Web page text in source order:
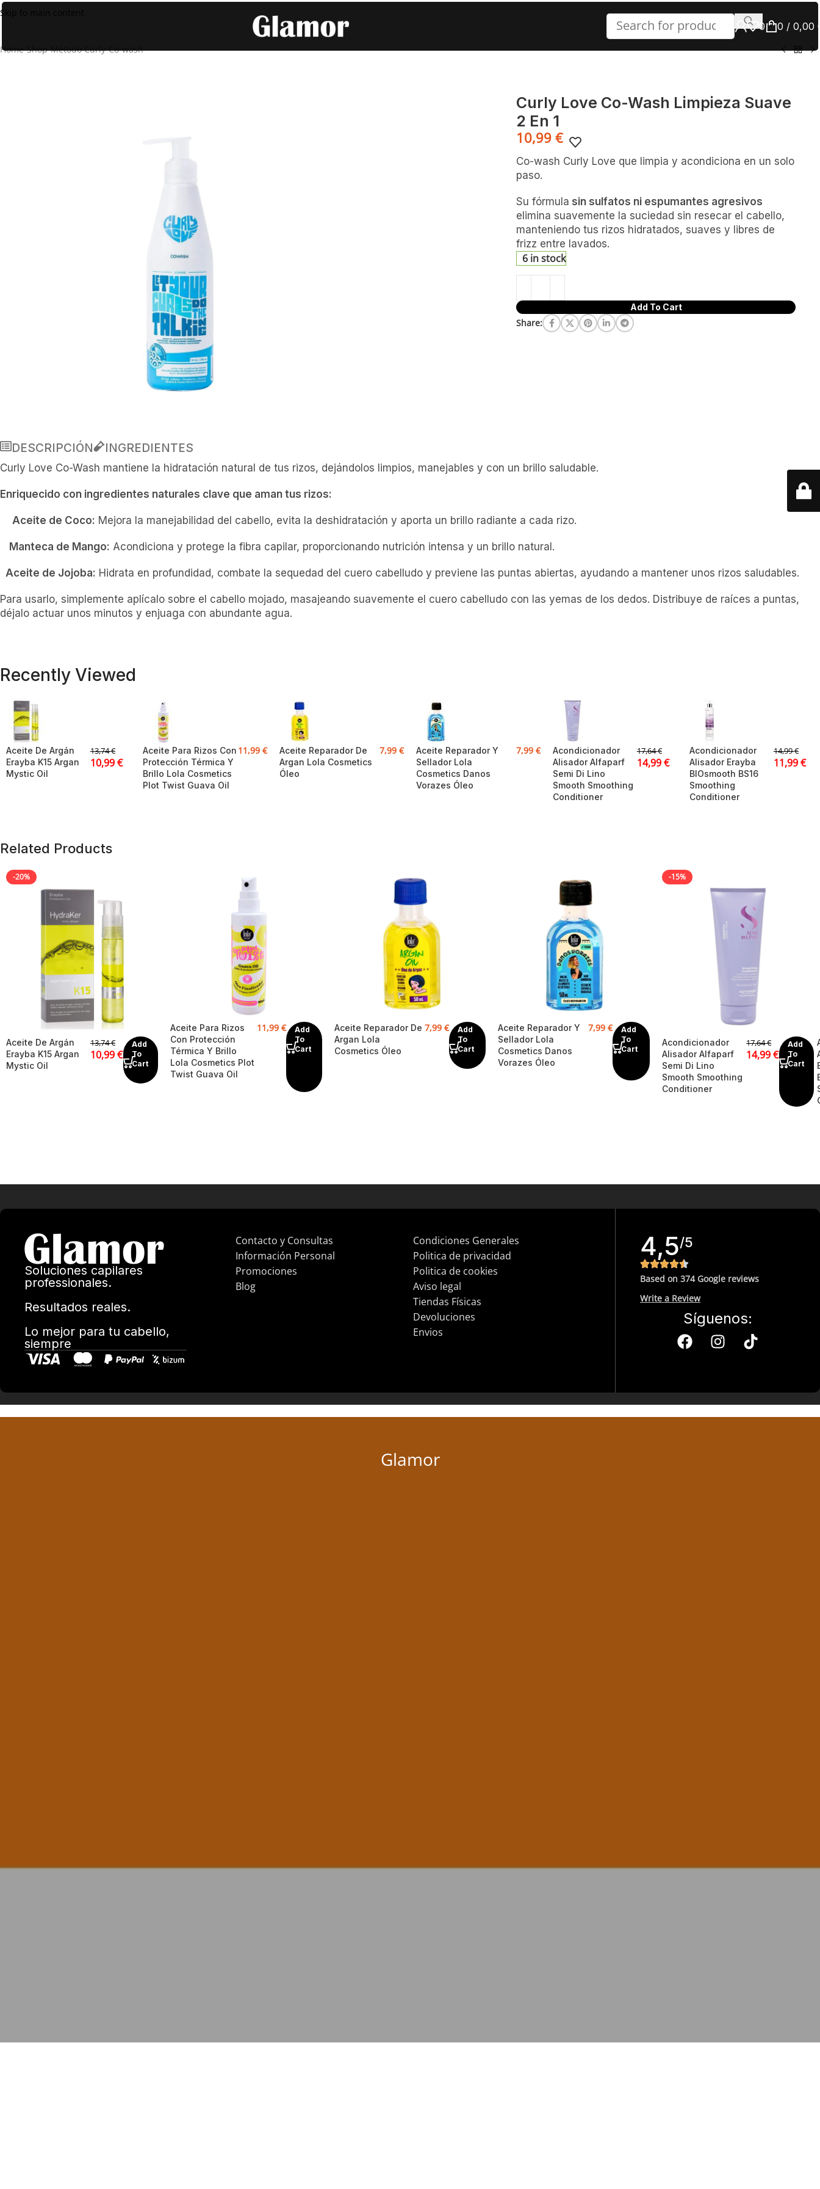
Skip to main content
0 0 / 0,00
Home Shop Método Curly Co-wash Curly Love Co-Wash Limpieza Suave 2 En 1
Curly Love Co-Wash Limpieza Suave
2 En 1
10,99€
Co-wash Curly Love que limpia y acondiciona en un solo
paso.
Su fórmula sin sulfatos ni espumantes agresivos
elimina suavemente la suciedad sin resecar el cabello,
manteniendo tus rizos hidratados, suaves y libres de
frizz entre lavados.
6 in stock
Add To Cart
Share:
DESCRIPCIÓN INGREDIENTES
Curly Love Co-Wash mantiene la hidratación natural de tus rizos, dejándolos limpios, manejables y con un brillo saludable.
Enriquecido con ingredientes naturales clave que aman tus rizos:
Aceite de Coco: Mejora la manejabilidad del cabello, evita la deshidratación y aporta un brillo radiante a cada rizo.
Manteca de Mango: Acondiciona y protege la fibra capilar, proporcionando nutrición intensa y un brillo natural.
Aceite de Jojoba: Hidrata en profundidad, combate la sequedad del cuero cabelludo y previene las puntas abiertas, ayudando a mantener unos rizos saludables.
Para usarlo, simplemente aplícalo sobre el cabello mojado, masajeando suavemente el cuero cabelludo con las yemas de los dedos. Distribuye de raíces a puntas,
déjalo actuar unos minutos y enjuaga con abundante agua.
Recently Viewed
Aceite De Argán
Erayba K15 Argan
Mystic Oil
13,74€
10,99€
Aceite Para Rizos Con
Protección Térmica Y
Brillo Lola Cosmetics
Plot Twist Guava Oil
11,99 €
Aceite Reparador De
Argan Lola Cosmetics
Óleo
7,99 €
Aceite Reparador Y
Sellador Lola
Cosmetics Danos
Vorazes Óleo
7,99 €
Acondicionador
Alisador Alfaparf
Semi Di Lino
Smooth Smoothing
Conditioner
17,64€
14,99€
Acondicionador
Alisador Erayba
BIOsmooth BS16
Smoothing
Conditioner
14,99€
11,99€
Related Products
-20%
Aceite De Argán
Erayba K15 Argan
Mystic Oil
13,74€
10,99€
Add
To
Cart
Aceite Para Rizos
Con Protección
Térmica Y Brillo
Lola Cosmetics Plot
Twist Guava Oil
11,99€
Add
To
Cart
Aceite Reparador De
Argan Lola
Cosmetics Óleo
7,99 €
Add
To
Cart
Aceite Reparador Y
Sellador Lola
Cosmetics Danos
Vorazes Óleo
7,99€
Add
To
Cart
-15%
Acondicionador
Alisador Alfaparf
Semi Di Lino
Smooth Smoothing
Conditioner
17,64€
14,99€
Add
To
Cart
Soluciones capilares
professionales.
Resultados reales.
Lo mejor para tu cabello,
siempre
Contacto y Consultas
Información Personal
Promociones
Blog
Condiciones Generales
Politica de privacidad
Politica de cookies
Aviso legal
Tiendas Físicas
Devoluciones
Envios
4,5/5
Based on 374 Google reviews
Write a Review
Síguenos:
Glamor